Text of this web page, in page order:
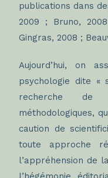
publications dans
2009 ; Bruno,
Gingras, 2008 ;
Aujourd’hui, on
psychologie dite «
recherche de
méthodologiques,
caution de
toute approche
l’appréhension de